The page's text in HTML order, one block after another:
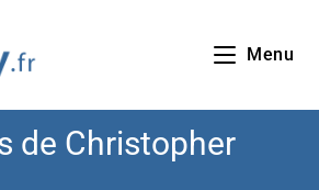
Menu
de Christopher